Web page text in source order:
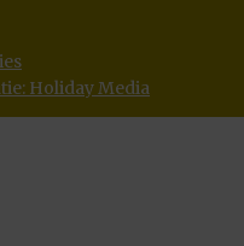
Holiday Media